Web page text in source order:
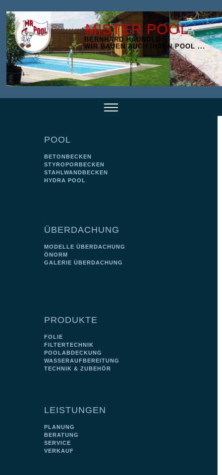
MISTER POOL
BERNHARD HAUNOLD
WIR BAUEN AUCH IHREN POOL ...
POOL
BETONBECKEN
STYROPORBECKEN
STAHLWANDBECKEN
HYDRA POOL
ÜBERDACHUNG
MODELLE ÜBERDACHUNG
ÖNORM
GALERIE ÜBERDACHUNG
PRODUKTE
FOLIE
FILTERTECHNIK
POOLABDECKUNG
WASSERAUFBEREITUNG
TECHNIK & ZUBEHÖR
LEISTUNGEN
PLANUNG
BERATUNG
SERVICE
VERKAUF